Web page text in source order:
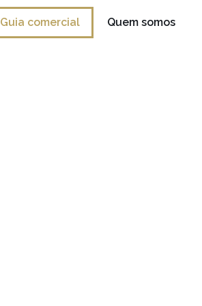
Guia comercial Quem somos